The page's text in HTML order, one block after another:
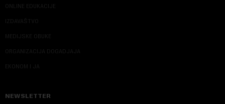
ONLINE EDUKACIJE
IZDAVAŠTVO
MEDIJSKE OBUKE
ORGANIZACIJA DOGADJAJA
EKONOM I JA
NEWSLETTER